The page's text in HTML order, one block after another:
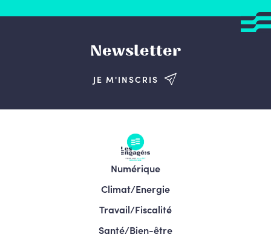
Newsletter
JE M'INSCRIS
Numérique
Climat/Energie
Travail/Fiscalité
Santé/Bien-être